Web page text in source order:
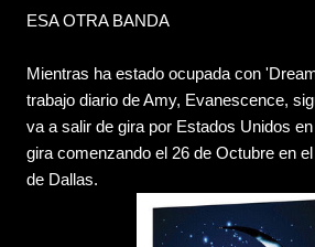
ESA OTRA BANDA
Mientras ha estado ocupada con
trabajo diario de Amy, Evanescence,
va a salir de gira por Estados Unidos
gira comenzando el 26 de Octubre en
de Dallas.